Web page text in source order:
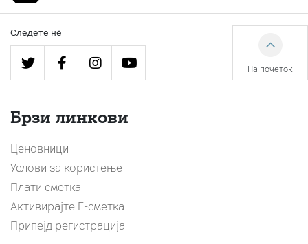
Следете нè
На почеток
Брзи линкови
Ценовници
Услови за користење
Плати сметка
Активирајте Е-сметка
Припејд регистрација